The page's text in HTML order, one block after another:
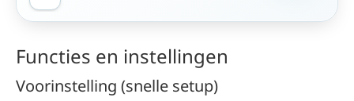
Functies en instellingen
Voorinstelling (snelle setup)